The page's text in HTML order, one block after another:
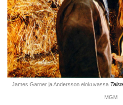
James Garner ja Andersson elokuvassa
MGM